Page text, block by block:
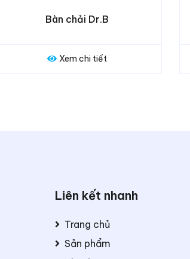
Bàn chải Trẻ em Bambi Kids
Xem chi tiết
Liên kết nhanh
Trang chủ
Sản phẩm